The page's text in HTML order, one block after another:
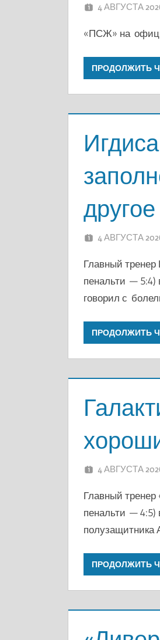
4 АВГУСТА
«ПСЖ» на
ПРОДОЛЖИТЬ
4 АВГУСТА
Главный
пенальти — 5:4)
говорил с
ПРОДОЛЖИТЬ
4 АВГУСТА
Главный
пенальти — 4:5)
полузащитника
ПРОДОЛЖИТЬ